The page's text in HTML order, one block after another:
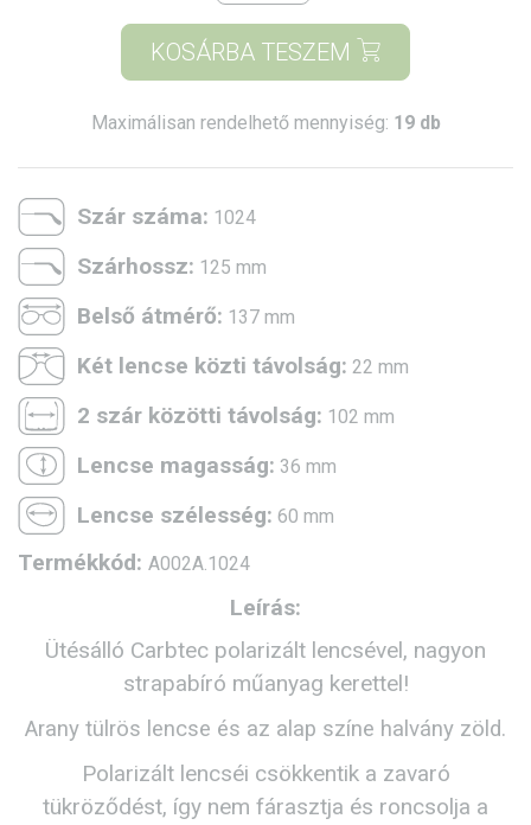
KOSÁRBA TESZEM
Maximálisan rendelhető mennyiség: 19 db
Szár száma: 1024
Szárhossz: 125 mm
Belső átmérő: 137 mm
Két lencse közti távolság: 22 mm
2 szár közötti távolság: 102 mm
Lencse magasság: 36 mm
Lencse szélesség: 60 mm
Termékkód: A002A.1024
Leírás:
Ütésálló Carbtec polarizált lencsével, nagyon
strapabíró műanyag kerettel!
Arany tülrös lencse és az alap színe halvány zöld.
Polarizált lencséi csökkentik a zavaró
tükröződést, így nem fárasztja és roncsolja a